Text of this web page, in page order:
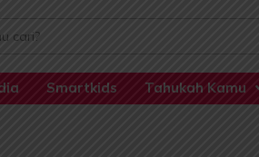
Smartkids Tahukah Kamu